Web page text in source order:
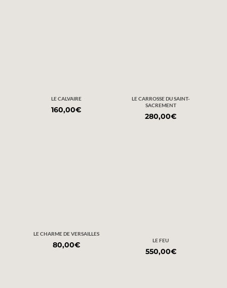
LE CALVAIRE
160,00€
LE CARROSSE DU SAINT-
SACREMENT
280,00€
LE CHARME DE VERSAILLES
80,00€ LE FEU
550,00€